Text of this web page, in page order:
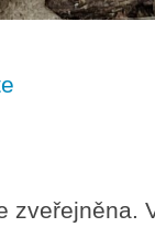
zveřejněna.